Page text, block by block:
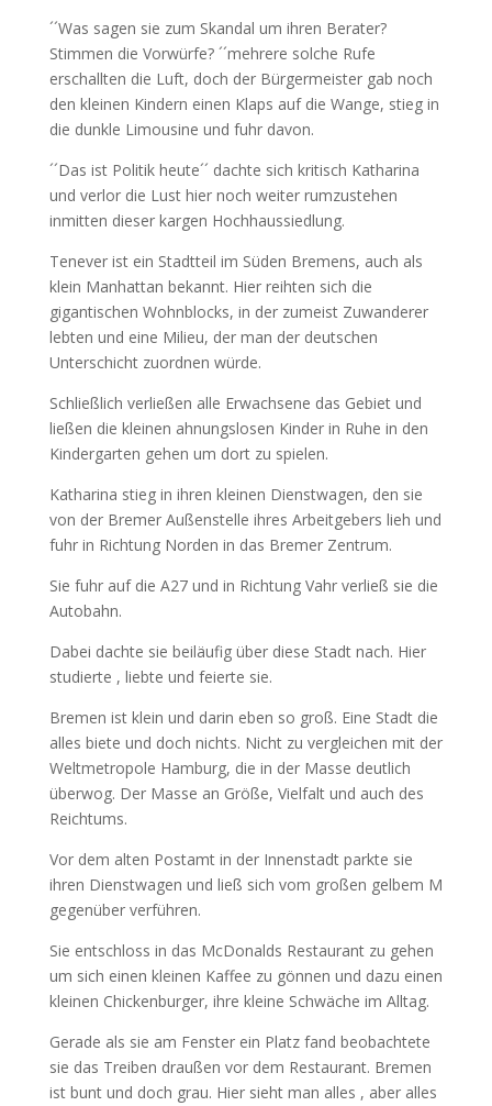
´´Was sagen sie zum Skandal um ihren Berater?
Stimmen die Vorwürfe? ´´mehrere solche Rufe
erschallten die Luft, doch der Bürgermeister gab noch
den kleinen Kindern einen Klaps auf die Wange, stieg in
die dunkle Limousine und fuhr davon.
´´Das ist Politik heute´´ dachte sich kritisch Katharina
und verlor die Lust hier noch weiter rumzustehen
inmitten dieser kargen Hochhaussiedlung.
Tenever ist ein Stadtteil im Süden Bremens, auch als
klein Manhattan bekannt. Hier reihten sich die
gigantischen Wohnblocks, in der zumeist Zuwanderer
lebten und eine Milieu, der man der deutschen
Unterschicht zuordnen würde.
Schließlich verließen alle Erwachsene das Gebiet und
ließen die kleinen ahnungslosen Kinder in Ruhe in den
Kindergarten gehen um dort zu spielen.
Katharina stieg in ihren kleinen Dienstwagen, den sie
von der Bremer Außenstelle ihres Arbeitgebers lieh und
fuhr in Richtung Norden in das Bremer Zentrum.
Sie fuhr auf die A27 und in Richtung Vahr verließ sie die
Autobahn.
Dabei dachte sie beiläufig über diese Stadt nach. Hier
studierte , liebte und feierte sie.
Bremen ist klein und darin eben so groß. Eine Stadt die
alles biete und doch nichts. Nicht zu vergleichen mit der
Weltmetropole Hamburg, die in der Masse deutlich
überwog. Der Masse an Größe, Vielfalt und auch des
Reichtums.
Vor dem alten Postamt in der Innenstadt parkte sie
ihren Dienstwagen und ließ sich vom großen gelbem M
gegenüber verführen.
Sie entschloss in das McDonalds Restaurant zu gehen
um sich einen kleinen Kaffee zu gönnen und dazu einen
kleinen Chickenburger, ihre kleine Schwäche im Alltag.
Gerade als sie am Fenster ein Platz fand beobachtete
sie das Treiben draußen vor dem Restaurant. Bremen
ist bunt und doch grau. Hier sieht man alles , aber alles